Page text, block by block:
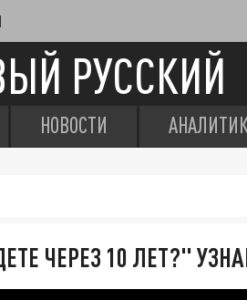
РУССКИЙ
НОВОСТИ
ЧЕРЕЗ 10 ЛЕТ?"